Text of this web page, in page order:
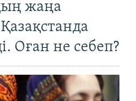
жаңа
Оған не себеп?